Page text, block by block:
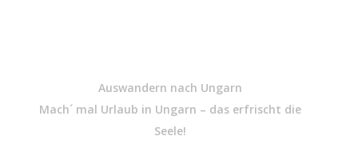
Auswandern nach Ungarn
Mach´ mal Urlaub in Ungarn – das erfrischt die
Seele!